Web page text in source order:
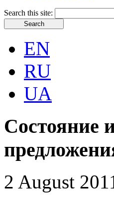
Search this site:
EN
RU
UA
Состояние
2 August